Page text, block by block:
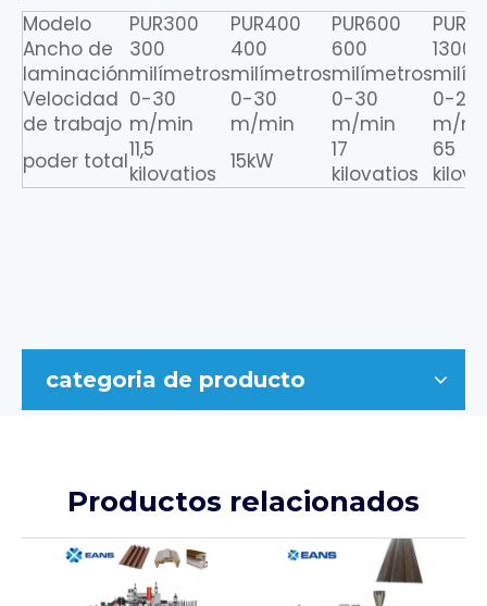
Modelo
PUR300 PUR400 PUR600
Ancho de
laminación
300
milímetros
400
milímetros
600
milímetros
1300
Velocidad
de trabajo
0-30
m/min
0-30
m/min
0-30
m/min
0-20
m/
poder total11,5
kilovatios 15kW
17
kilovatios
65
categoria de producto
Productos relacionados